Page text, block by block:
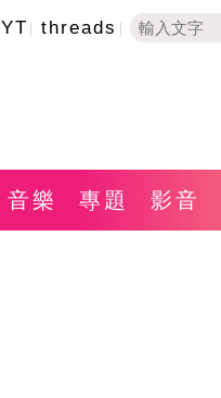
YT threads
音樂 專題 影音